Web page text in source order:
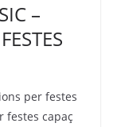
–
per festes
festes capaç